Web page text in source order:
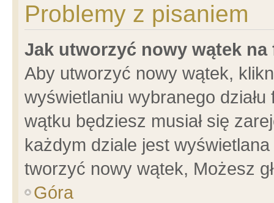
Problemy z pisaniem
Jak utworzyć nowy wątek na
Aby utworzyć nowy wątek,
wyświetlaniu wybranego
wątku będziesz musiał się
każdym dziale jest
tworzyć nowy wątek, Możesz
Góra